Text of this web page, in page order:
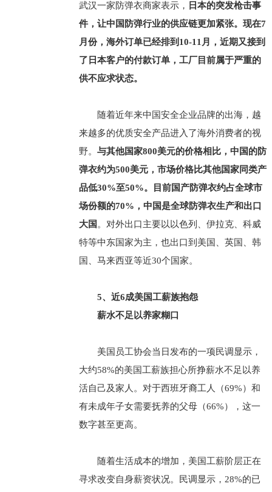
武汉一家防弹衣商家表示，
日本的突发枪击事
件，让中国防弹行业的供应链更加紧张。现在7
月份，海外订单已经排到10-11月，近期又接到
了日本客户的付款订单，工厂目前属于严重的
供不应求状态。
随着近年来中国安全企业品牌的出海，越
来越多的优质安全产品进入了海外消费者的视
野。 与其他国家800美元的价格相比，中国的防
弹衣约为500美元，市场价格比其他国家同类产
品低30%至50%。目前国产防弹衣约占全球市
场份额的70%，中国是全球防弹衣生产和出口
大国 。对外出口主要以以色列、伊拉克、科威
特等中东国家为主，也出口到美国、英国、韩
国、马来西亚等近30个国家。
5、近6成美国工薪族抱怨
薪水不足以养家糊口
美国员工协会当日发布的一项民调显示，
大约58%的美国工薪族担心所挣薪水不足以养
活自己及家人。对于西班牙裔工人（69%）和
有未成年子女需要抚养的父母（66%），这一
数字甚至更高。
随着生活成本的增加，美国工薪阶层正在
寻求改变自身薪资状况。民调显示，28%的已